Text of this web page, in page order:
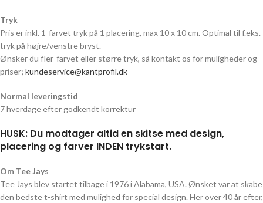
Tryk
Pris er inkl. 1-farvet tryk på 1 placering, max 10 x 10 cm. Optimal til f.eks.
tryk på højre/venstre bryst.
Ønsker du fler-farvet eller større tryk, så kontakt os for muligheder og
priser; kundeservice@kantprofil.dk
Normal leveringstid
7 hverdage efter godkendt korrektur
HUSK: Du modtager altid en skitse med design,
placering og farver INDEN trykstart.
Om Tee Jays
Tee Jays blev startet tilbage i 1976 i Alabama, USA. Ønsket var at skabe
den bedste t-shirt med mulighed for special design. Her over 40 år efter,